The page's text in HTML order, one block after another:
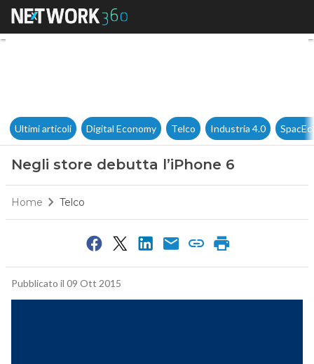
Negli store debutta l’iPhone 6
Ultimi articoli Digital Economy Telco Industria 4.0
Negli store debutta l’iPhone 6
Home Telco
Pubblicato il 09 Ott 2015